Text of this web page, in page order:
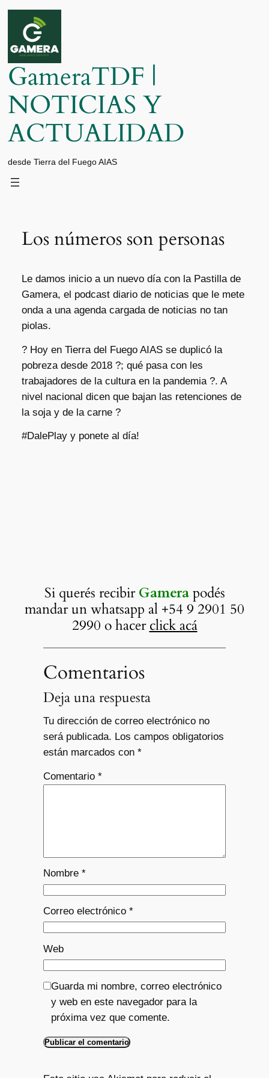
Saltar
contenido
GameraTDF |
NOTICIAS Y
ACTUALIDAD
desde Tierra del Fuego AIAS
Los números son personas
Le damos inicio a un nuevo día con la Pastilla de
Gamera, el podcast diario de noticias que le mete
onda a una agenda cargada de noticias no tan
piolas.
? Hoy en Tierra del Fuego AIAS se duplicó la
pobreza desde 2018 ?; qué pasa con les
trabajadores de la cultura en la pandemia ?. A
nivel nacional dicen que bajan las retenciones de
la soja y de la carne ?
#DalePlay y ponete al día!
Si querés recibirGamerapodés
mandar un whatsapp al +54 9 2901 50
2990 o hacerclick acá
Comentarios
Deja una respuesta
Tu dirección de correo electrónico no
será publicada. Los campos obligatorios
están marcados con *
Comentario *
Nombre *
Correo electrónico *
Web
Guarda mi nombre, correo electrónico
y web en este navegador para la
próxima vez que comente.